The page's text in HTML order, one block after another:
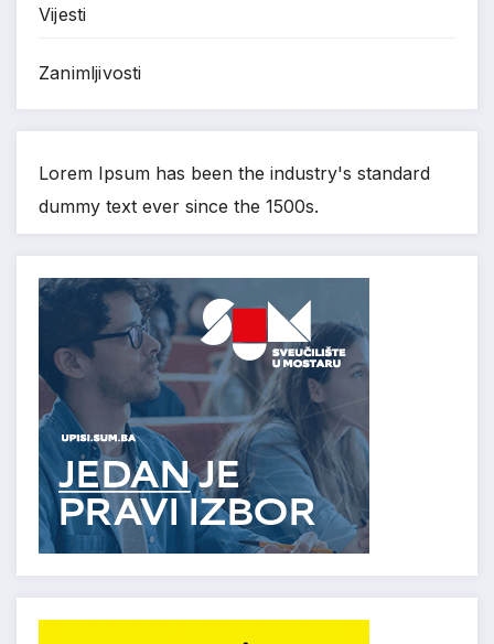
Vijesti
Zanimljivosti
Lorem Ipsum has been the industry's standard
dummy text ever since the 1500s.